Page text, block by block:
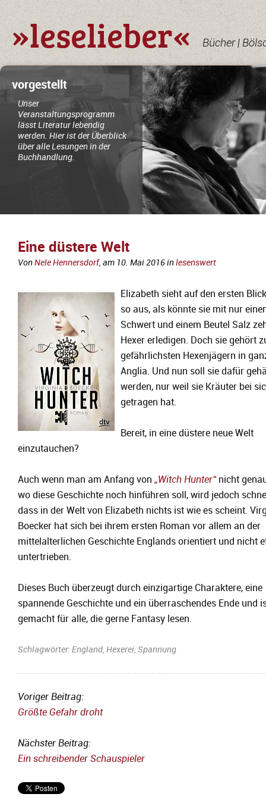
»leselieber« Bücher |
vorgestellt
Unser
Veranstaltungsprogramm
lässt Literatur lebendig
werden. Hier ist der Überblick
über alle Lesungen in der
Buchhandlung.
Eine düstere Welt
VonNele Hennersdorf, am 10. Mai 2016inlesenswert
Elizabeth sieht auf den ersten
so aus, als könnte sie mit nur
Schwert und einem Beutel Salz
Hexer erledigen. Doch sie gehört
gefährlichsten Hexenjägern in
Anglia. Und nun soll sie dafür
werden, nur weil sie Kräuter bei
getragen hat.
Bereit, in eine düstere neue Welt
einzutauchen?
Auch wenn man am Anfang von „Witch Hunter“ nicht
wo diese Geschichte noch hinführen soll, wird jedoch
dass in der Welt von Elizabeth nichts ist wie es scheint.
Boecker hat sich bei ihrem ersten Roman vor allem an der
mittelalterlichen Geschichte Englands orientiert und nicht
untertrieben.
Dieses Buch überzeugt durch einzigartige Charaktere, eine
spannende Geschichte und ein überraschendes Ende und
gemacht für alle, die gerne Fantasy lesen.
Schlagwörter: England, Hexerei, Spannung
Voriger Beitrag:
Größte Gefahr droht
Nächster Beitrag:
Ein schreibender Schauspieler